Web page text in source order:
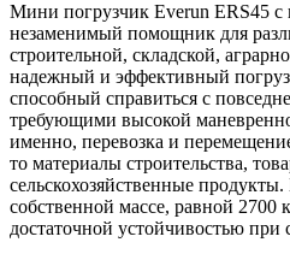
Мини погрузчик Everun ERS45 с
незаменимый помощник для
строительной, складской,
надежный и эффективный
способный справиться с
требующими высокой
именно, перевозка и
то материалы строительства,
сельскохозяйственные продукты.
собственной массе, равной 2700
достаточной устойчивостью при